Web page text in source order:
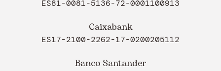
ES81-0081-5136-72-0001100913
Caixabank
ES17-2100-2262-17-0200205112
Banco Santander